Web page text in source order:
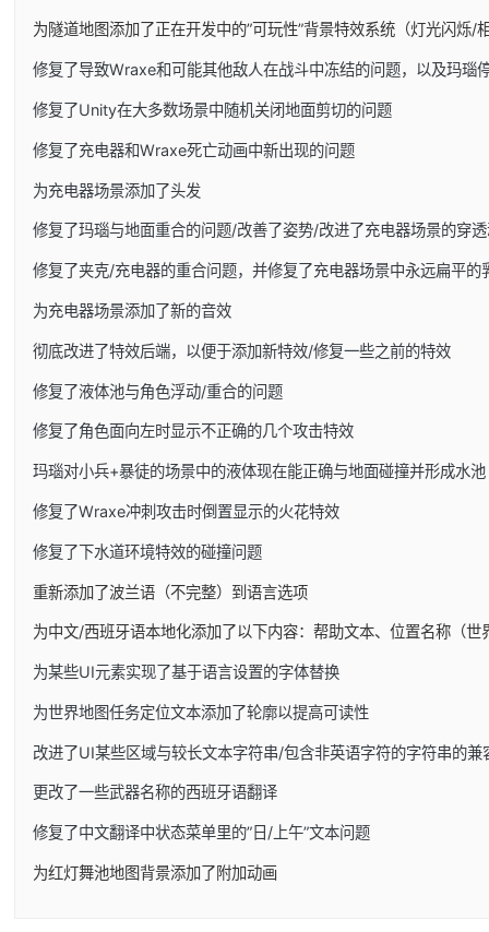
为隧道地图添加了正在开发中的”可玩性”背景特效系统（灯光闪烁/
修复了导致Wraxe和可能其他敌人在战斗中冻结的问题，以及玛瑙
修复了Unity在大多数场景中随机关闭地面剪切的问题
修复了充电器和Wraxe死亡动画中新出现的问题
为充电器场景添加了头发
修复了玛瑙与地面重合的问题/改善了姿势/改进了充电器场景的穿
修复了夹克/充电器的重合问题，并修复了充电器场景中永远扁平的
为充电器场景添加了新的音效
彻底改进了特效后端，以便于添加新特效/修复一些之前的特效
修复了液体池与角色浮动/重合的问题
修复了角色面向左时显示不正确的几个攻击特效
玛瑙对小兵+暴徒的场景中的液体现在能正确与地面碰撞并形成水池
修复了Wraxe冲刺攻击时倒置显示的火花特效
修复了下水道环境特效的碰撞问题
重新添加了波兰语（不完整）到语言选项
为中文/西班牙语本地化添加了以下内容：帮助文本、位置名称（
为某些UI元素实现了基于语言设置的字体替换
为世界地图任务定位文本添加了轮廓以提高可读性
改进了UI某些区域与较长文本字符串/包含非英语字符的字符串的兼
更改了一些武器名称的西班牙语翻译
修复了中文翻译中状态菜单里的”日/上午”文本问题
为红灯舞池地图背景添加了附加动画